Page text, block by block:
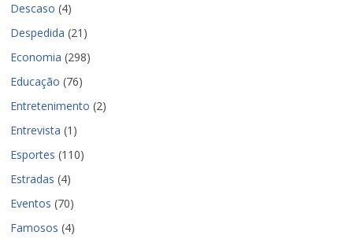
Descaso (4)
Despedida (21)
Economia (298)
Educação (76)
Entretenimento (2)
Entrevista (1)
Esportes (110)
Estradas (4)
Eventos (70)
Famosos (4)